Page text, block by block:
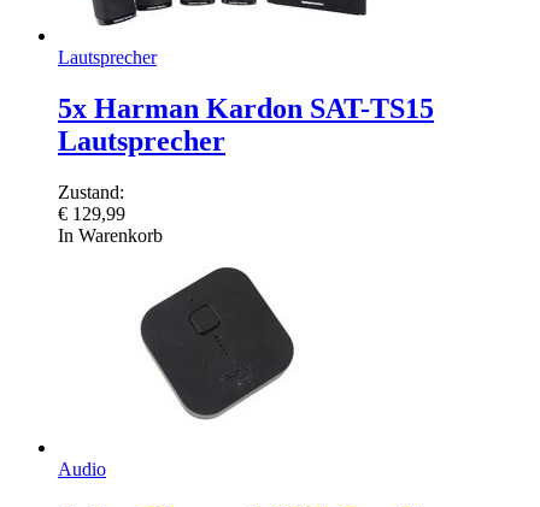
Lautsprecher
5x Harman Kardon SAT-TS15
Lautsprecher
Zustand:
€ 129,99
In Warenkorb
Audio